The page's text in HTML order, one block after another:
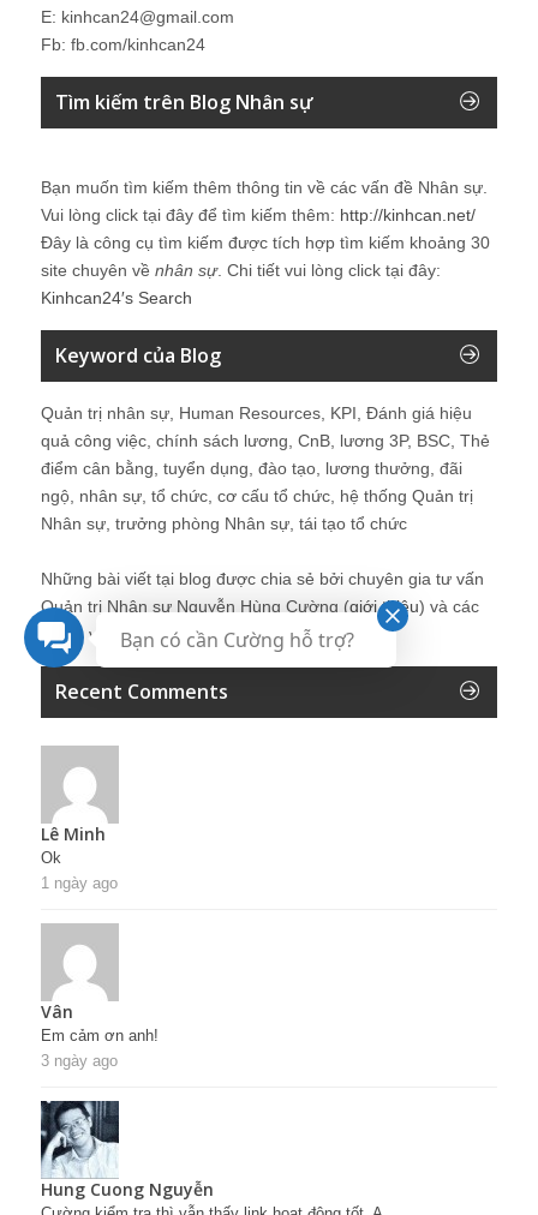
E: kinhcan24@gmail.com
Fb: fb.com/kinhcan24
Tìm kiếm trên Blog Nhân sự
Bạn muốn tìm kiếm thêm thông tin về các vấn đề Nhân sự
Vui lòng click tại đây để tìm kiếm thêm: http://kinhcan.net/
Đây là công cụ tìm kiếm được tích hợp tìm kiếm khoảng 30
site chuyên về nhân sự. Chi tiết vui lòng click tại đây:
Kinhcan24′s Search
Keyword của Blog
Quản trị nhân sự, Human Resources, KPI, Đánh giá hiệu
quả công việc, chính sách lương, CnB, lương 3P, BSC, Thẻ
điểm cân bằng, tuyển dụng, đào tạo, lương thưởng, đãi
ngộ, nhân sự, tổ chức, cơ cấu tổ chức, hệ thống Quản trị
Nhân sự, trưởng phòng Nhân sự, tái tạo tổ chức
Những bài viết tại blog được chia sẻ bởi chuyên gia tư vấn
Quản trị Nhân sự Nguyễn Hùng Cường (giới thiệu) và các
thành viên khác trong cộng đồng Nhân sự.
Recent Comments
Lê Minh
Ok
1 ngày ago
Vân
Em cảm ơn anh!
3 ngày ago
Hung Cuong Nguyễn
Bạn có cần Cường hỗ trợ?